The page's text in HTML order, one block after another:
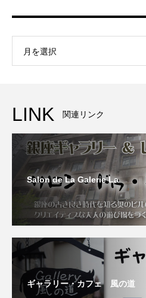
月を選択
LINK 関連リンク
Salon de La Galerie La
ギャラリー・カフェ 風の道